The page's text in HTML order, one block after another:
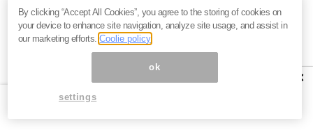
衆院予算委分科会で、“知人”が嫌疑者となっているイン
サイダー取引事件に言及し、その調査の中止を求める
かのような質問を行いました。さらには大臣自身が当
時、事件の関係先である投資会社の代表取締役に就い
ていたとのこと。メルマガ『
×
By clicking “Accept All Cookies”, you agree to the storing of cookies on
your device to enhance site navigation, analyze site usage, and assist in
our marketing efforts.Coolie policy
ok
settings